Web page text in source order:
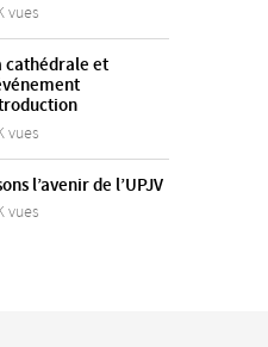
vues
cathédrale et
vues
l’avenir de l’UPJV
vues